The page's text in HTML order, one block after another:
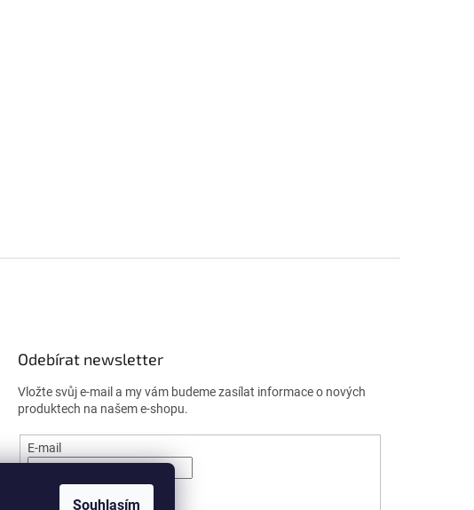
Souhlasím
Odebírat newsletter
Vložte svůj e-mail a my vám budeme zasílat informace o nových
produktech na našem e-shopu.
E-mail